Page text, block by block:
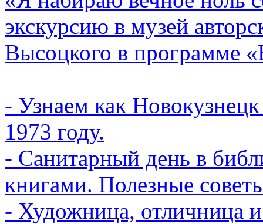
экскурсию в музей
Высоцкого в программе
- Узнаем как Новокузнецк
1973 году.
- Санитарный день в
книгами. Полезные
- Художница, отличница